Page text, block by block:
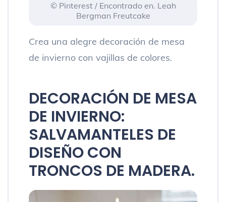
© Pinterest / Encontrado en. Leah
Bergman Freutcake
Crea una alegre decoración de mesa
de invierno con vajillas de colores.
DECORACIÓN DE MESA
DE INVIERNO:
SALVAMANTELES DE
DISEÑO CON
TRONCOS DE MADERA.